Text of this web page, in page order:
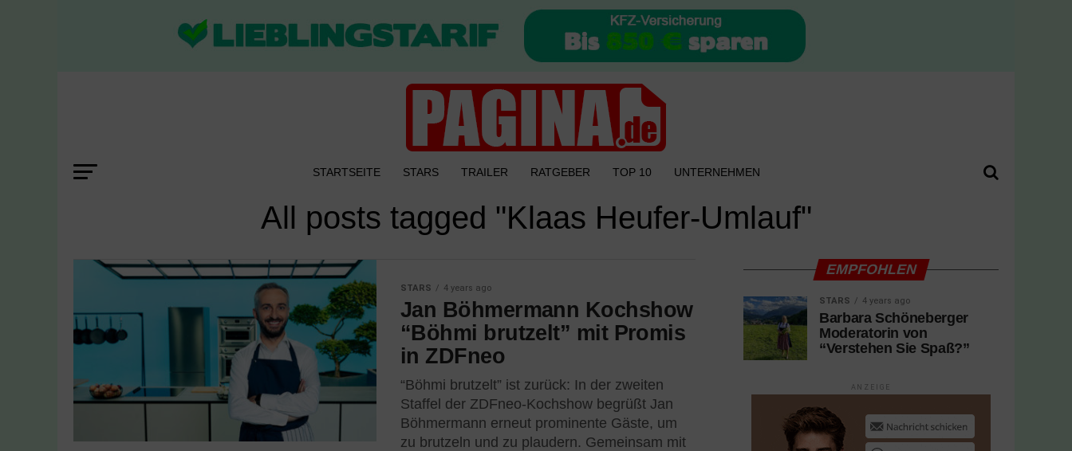
STARTSEITE STARS TRAILER RATGEBER TOP 10 UNTERNEHMEN
All posts tagged "Klaas Heufer-Umlauf"
STARS 4 years ago
Jan Böhmermann Kochshow
“Böhmi brutzelt” mit Promis
in ZDFneo
“Böhmi brutzelt” ist zurück: In der zweiten
Staffel der ZDFneo-Kochshow begrüßt Jan
Böhmermann erneut prominente Gäste, um
zu brutzeln und zu plaudern. Gemeinsam mit
EMPFOHLEN
STARS 4 years ago
Barbara Schöneberger
Moderatorin von
“Verstehen Sie Spaß?”
ANZEIGE